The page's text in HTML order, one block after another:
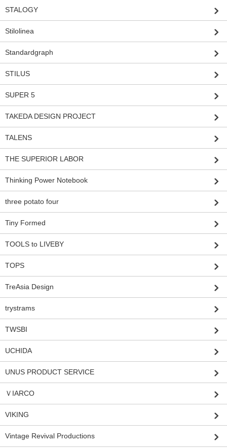
STALOGY
Stilolinea
Standardgraph
STILUS
SUPER 5
TAKEDA DESIGN PROJECT
TALENS
THE SUPERIOR LABOR
Thinking Power Notebook
three potato four
Tiny Formed
TOOLS to LIVEBY
TOPS
TreAsia Design
trystrams
TWSBI
UCHIDA
UNUS PRODUCT SERVICE
ＶIARCO
VIKING
Vintage Revival Productions